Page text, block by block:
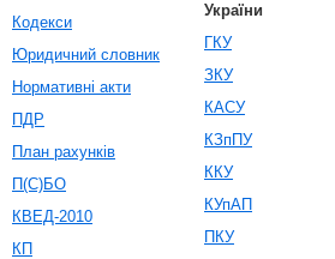
Кодекси
Юридичний словник
Нормативні акти
ПДР
План рахунків
П(С)БО
КВЕД-2010
КП
України
ГКУ
ЗКУ
КАСУ
КЗпПУ
ККУ
КУпАП
ПКУ